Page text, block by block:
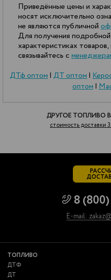
Приведённые цены и
носят исключительно
не являются публичной
Для получения
характеристиках
связывайтесь с
ДТф оптом| ДТ оптом|
оптом|
ДРУГОЕ ТОПЛИВО
стоимость доставки
8 (800)
E-mail:
ТОПЛИВО
ДТФ
ДТ